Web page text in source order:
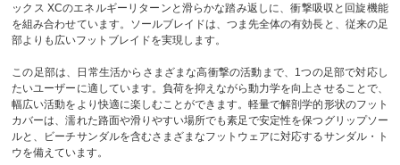
ックス XCのエネルギーリターンと滑らかな踏み返しに、衝撃吸収と回旋機能
を組み合わせています。ソールブレイドは、つま先全体の有効長と、従来の足
部よりも広いフットブレイドを実現します。
この足部は、日常生活からさまざまな高衝撃の活動まで、1つの足部で対応し
たいユーザーに適しています。負荷を抑えながら動力学を向上させることで、
幅広い活動をより快適に楽しむことができます。軽量で解剖学的形状のフット
カバーは、濡れた路面や滑りやすい場所でも素足で安定性を保つグリップソー
ルと、ビーチサンダルを含むさまざまなフットウェアに対応するサンダル・ト
ウを備えています。